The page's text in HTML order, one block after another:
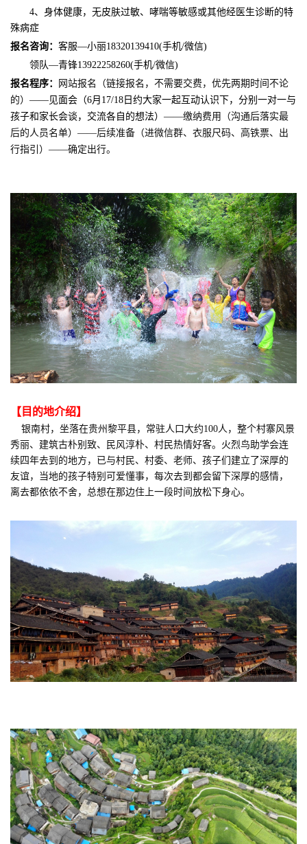
4、身体健康，无皮肤过敏、哮喘等敏感或其他经医生诊断的特
殊病症
报名咨询： 客服—小丽18320139410(手机/微信)
领队—青锋13922258260(手机/微信)
报名程序：
网站报名（链接报名，不需要交费，优先两期时间不论
的） ——见面会（6月17/18日约大家一起互动认识下，分别一对一与
孩子和家长会谈，交流各自的想法） ——缴纳费用（沟通后落实最
后的人员名单）——后续准备（进微信群、衣服尺码、高铁票、出
行指引）——确定出行。
【 目的地介绍】
银南村，坐落在贵州黎平县，常驻人口大约100人，整个村寨风景
秀丽、建筑古朴别致、民风淳朴、村民热情好客。火烈鸟助学会连
续四年去到的地方，已与村民、村委、老师、孩子们建立了深厚的
友谊，当地的孩子特别可爱懂事，每次去到都会留下深厚的感情，
离去都依依不舍，总想在那边住上一段时间放松下身心。